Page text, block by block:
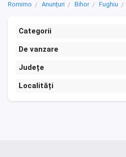
Romimo Anunțuri Bihor Fughiu
Categorii
De vanzare
Județe
Localități